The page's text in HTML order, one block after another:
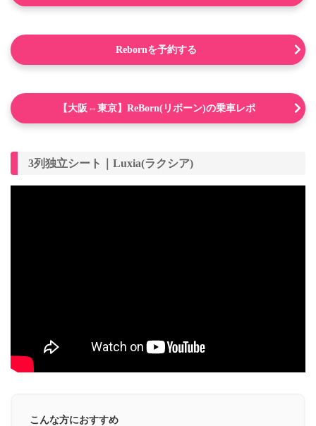
Rebornを予約する
【大阪⇔東京】ReBorn(リボーン)の乗車レポ
3列独立シート｜Luxia(ラクシア)
こんな方におすすめ